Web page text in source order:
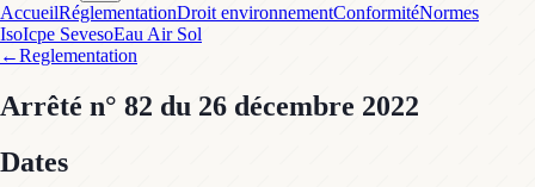
AccueilRéglementationDroit environnementConformitéNormes
IsoIcpe SevesoEau Air Sol
←Reglementation
Arrêté n° 82 du 26 décembre 2022
Dates